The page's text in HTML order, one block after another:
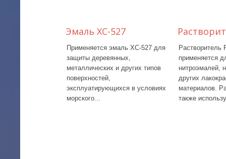
Эмаль ХС-527
Применяется эмаль ХС-527 для
защиты деревянных,
металлических и других типов
поверхностей,
эксплуатирующихся в условиях
морского...
Растворитель
применяется
нитроэмалей,
других
материалов.
также